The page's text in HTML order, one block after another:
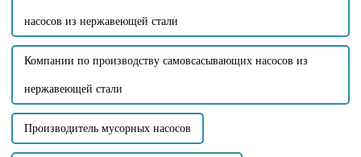
насосов из нержавеющей стали
Компании по производству самовсасывающих насосов из
нержавеющей стали
Производитель мусорных насосов